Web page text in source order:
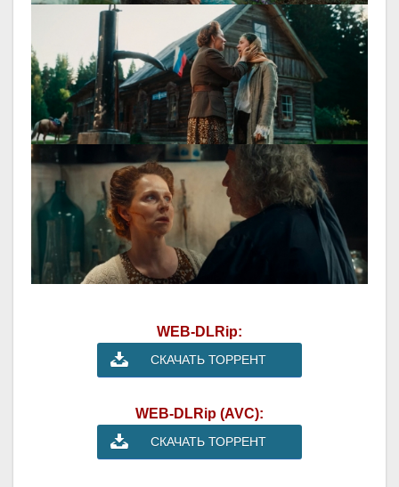
WEB-DLRip:
СКАЧАТЬ ТОРРЕНТ
WEB-DLRip (AVC):
СКАЧАТЬ ТОРРЕНТ